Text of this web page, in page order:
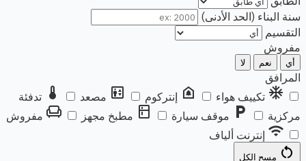
سنة البناء (الحد الأدنى)
التقسيم
مفروش
أي نعم لا
المرافق
ac_unit تكييف هواء doorbell إنتركوم elevator مصعد thermostat تدفئة
مركزية
local_parking موقف سيارة kitchen مطبخ مجهز chair مفروش
wifi إنترنت ألياف
restart_alt